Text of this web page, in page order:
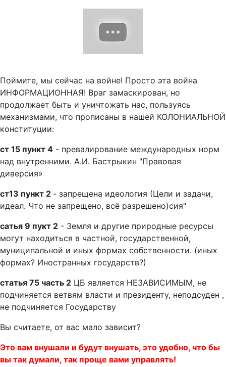
Поймите, мы сейчас на войне! Просто эта война
ИНФОРМАЦИОННАЯ! Враг замаскирован, но
продолжает быть и уничтожать нас, пользуясь
механизмами, что прописаны в нашей КОЛОНИАЛЬНОЙ
конституции:
ст 15 пункт 4 - превалирование международных норм
над внутренними. А.И. Бастрыкин "Правовая
диверсия»
ст13 пункт 2 - запрещена идеология (Цели и задачи,
идеал. Что не запрещено, всё разрешено)сия"
сатья 9 пукт 2 - Земля и другие природные ресурсы
могут находиться в частной, государственной,
муниципальной и иных формах собственности. (иных
формах? Иностранных государств?)
статья 75 часть 2 ЦБ является НЕЗАВИСИМЫМ, не
подчиняется ветвям власти и президенту, неподсуден ,
не подчиняется Государству
Вы считаете, от вас мало зависит?
Это вам внушали и будут внушать, это удобно, что бы
вы так думали, так проще вами управлять!